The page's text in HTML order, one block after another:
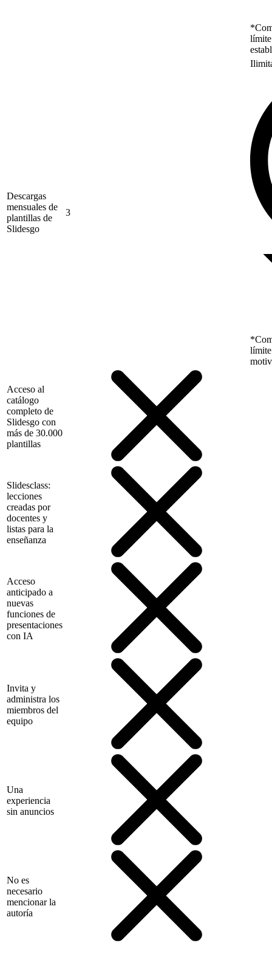
Descargas
mensuales de
plantillas de
Slidesgo
3
límite
Acceso al
catálogo
completo de
Slidesgo con
más de 30.000
plantillas
Slidesclass:
lecciones
creadas por
docentes y
listas para la
enseñanza
Acceso
anticipado a
nuevas
funciones de
presentaciones
con IA
Invita y
administra los
miembros del
equipo
Una
experiencia
sin anuncios
No es
necesario
mencionar la
autoría